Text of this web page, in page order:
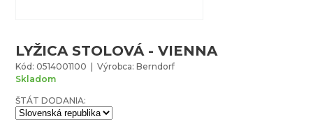
LYŽICA STOLOVÁ - VIENNA
Kód: 0514001100 | Výrobca: Berndorf
Skladom
ŠTÁT DODANIA: